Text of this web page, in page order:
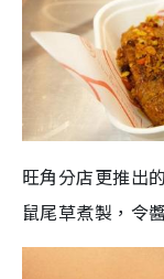
旺角分店更推出
鼠尾草煮製，令